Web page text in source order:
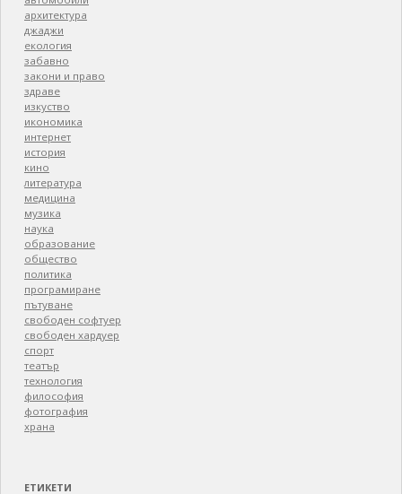
архитектура
джаджи
екология
забавно
закони и право
здраве
изкуство
икономика
интернет
история
кино
литература
медицина
музика
наука
образование
общество
политика
програмиране
пътуване
свободен софтуер
свободен хардуер
спорт
театър
технология
философия
фотография
храна
ЕТИКЕТИ